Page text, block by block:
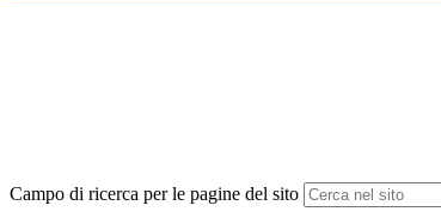
Campo di ricerca per le pagine del sito